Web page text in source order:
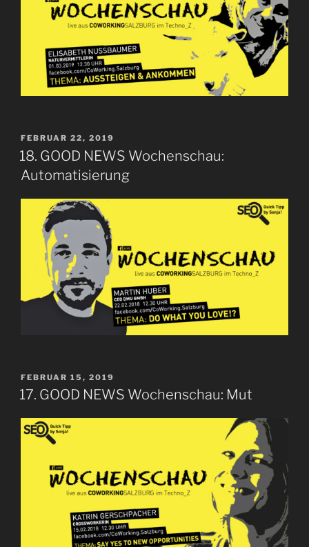
VERÖFFENTLICHT
AM
FEBRUAR 22, 2019
18. GOOD NEWS Wochenschau:
Automatisierung
VERÖFFENTLICHT
AM
FEBRUAR 15, 2019
17. GOOD NEWS Wochenschau: Mut